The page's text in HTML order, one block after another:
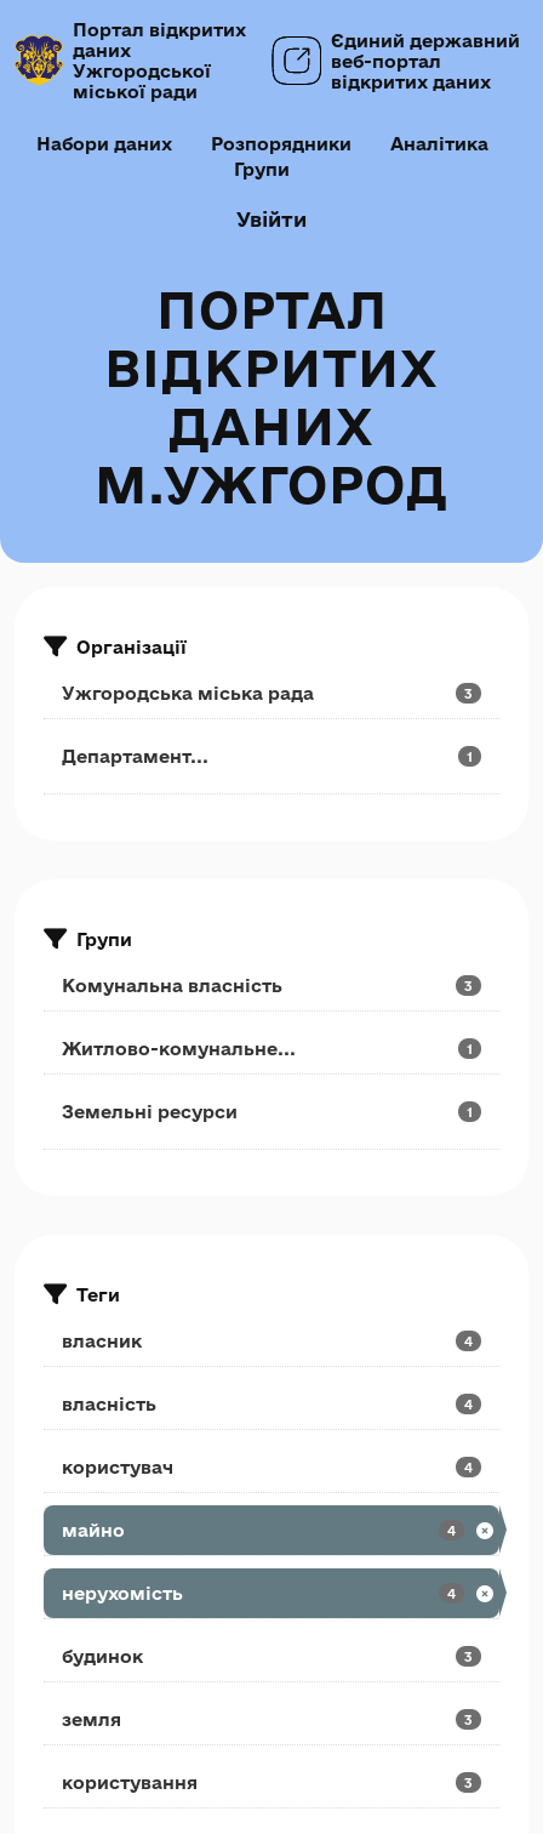
Портал відкритих
даних
Ужгородської
міської ради
Єдиний державний
веб-портал
відкритих даних
Набори даних Розпорядники
Аналітика
Групи
Увійти
ПОРТАЛ
ВІДКРИТИХ
ДАНИХ
М.УЖГОРОД
Організації
Ужгородська міська рада 3
Департамент... 1
Групи
Комунальна власність 3
Житлово-комунальне... 1
Земельні ресурси 1
Теги
власник 4
власність 4
користувач 4
майно 4
нерухомість 4
будинок 3
земля 3
користування 3